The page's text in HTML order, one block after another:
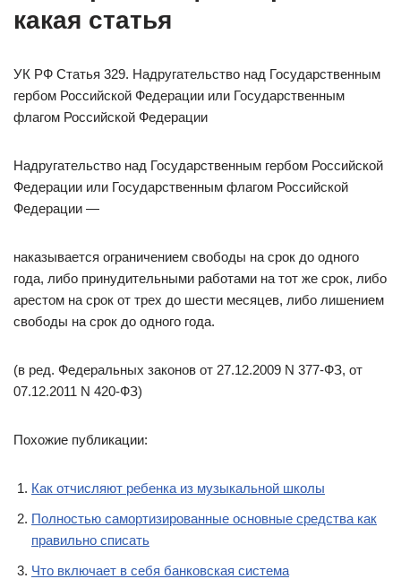
какая статья
УК РФ Статья 329. Надругательство над Государственным
гербом Российской Федерации или Государственным
флагом Российской Федерации
Надругательство над Государственным гербом Российской
Федерации или Государственным флагом Российской
Федерации —
наказывается ограничением свободы на срок до одного
года, либо принудительными работами на тот же срок, либо
арестом на срок от трех до шести месяцев, либо лишением
свободы на срок до одного года.
(в ред. Федеральных законов от 27.12.2009 N 377-ФЗ, от
07.12.2011 N 420-ФЗ)
Похожие публикации:
Как отчисляют ребенка из музыкальной школы
Полностью самортизированные основные средства как
правильно списать
Что включает в себя банковская система